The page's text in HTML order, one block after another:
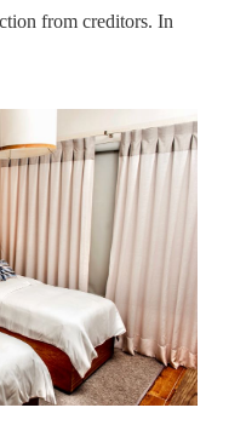
from creditors. In